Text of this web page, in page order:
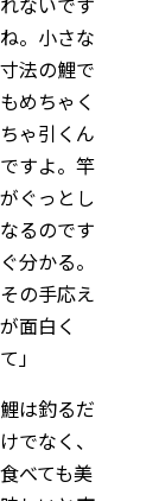
ね。小さな
寸法の鯉で
もめちゃく
ちゃ引くん
ですよ。竿
がぐっとし
なるのです
ぐ分かる。
その手応え
が面白く
て」
鯉は釣るだ
けでなく、
食べても美